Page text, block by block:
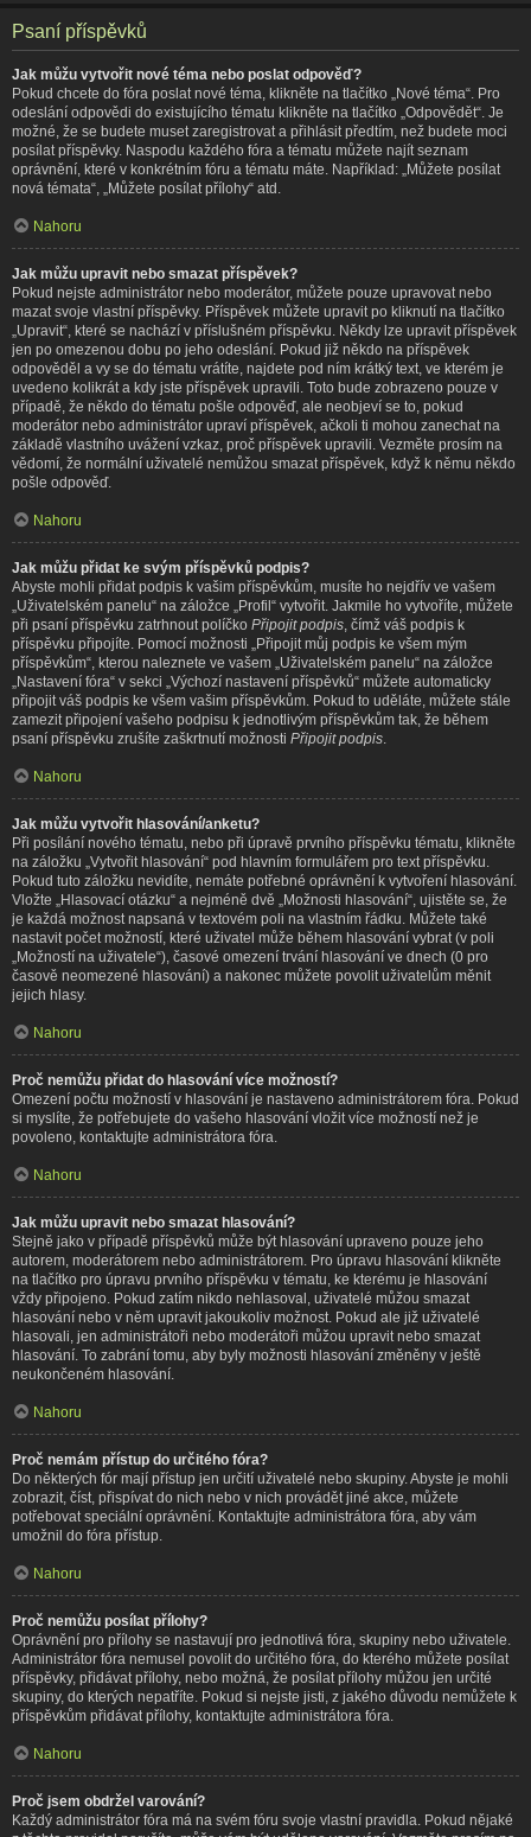
Psaní příspěvků
Jak můžu vytvořit nové téma nebo poslat odpověď?
Pokud chcete do fóra poslat nové téma, klikněte na tlačítko „Nové téma“. Pro
odeslání odpovědi do existujícího tématu klikněte na tlačítko „Odpovědět“. Je
možné, že se budete muset zaregistrovat a přihlásit předtím, než budete moci
posílat příspěvky. Naspodu každého fóra a tématu můžete najít seznam
oprávnění, které v konkrétním fóru a tématu máte. Například: „Můžete posílat
nová témata“, „Můžete posílat přílohy“ atd.
Nahoru
Jak můžu upravit nebo smazat příspěvek?
Pokud nejste administrátor nebo moderátor, můžete pouze upravovat nebo
mazat svoje vlastní příspěvky. Příspěvek můžete upravit po kliknutí na tlačítko
„Upravit“, které se nachází v příslušném příspěvku. Někdy lze upravit příspěvek
jen po omezenou dobu po jeho odeslání. Pokud již někdo na příspěvek
odpověděl a vy se do tématu vrátíte, najdete pod ním krátký text, ve kterém je
uvedeno kolikrát a kdy jste příspěvek upravili. Toto bude zobrazeno pouze v
případě, že někdo do tématu pošle odpověď, ale neobjeví se to, pokud
moderátor nebo administrátor upraví příspěvek, ačkoli ti mohou zanechat na
základě vlastního uvážení vzkaz, proč příspěvek upravili. Vezměte prosím na
vědomí, že normální uživatelé nemůžou smazat příspěvek, když k němu někdo
pošle odpověď.
Nahoru
Jak můžu přidat ke svým příspěvků podpis?
Abyste mohli přidat podpis k vašim příspěvkům, musíte ho nejdřív ve vašem
„Uživatelském panelu“ na záložce „Profil“ vytvořit. Jakmile ho vytvoříte, můžete
při psaní příspěvku zatrhnout políčko Připojit podpis , čímž váš podpis k
příspěvku připojíte. Pomocí možnosti „Připojit můj podpis ke všem mým
příspěvkům“, kterou naleznete ve vašem „Uživatelském panelu“ na záložce
„Nastavení fóra“ v sekci „Výchozí nastavení příspěvků“ můžete automaticky
připojit váš podpis ke všem vašim příspěvkům. Pokud to uděláte, můžete stále
zamezit připojení vašeho podpisu k jednotlivým příspěvkům tak, že během
psaní příspěvku zrušíte zaškrtnutí možnosti Připojit podpis
Nahoru
Jak můžu vytvořit hlasování/anketu?
Při posílání nového tématu, nebo při úpravě prvního příspěvku tématu, klikněte
na záložku „Vytvořit hlasování“ pod hlavním formulářem pro text příspěvku.
Pokud tuto záložku nevidíte, nemáte potřebné oprávnění k vytvoření hlasování.
Vložte „Hlasovací otázku“ a nejméně dvě „Možnosti hlasování“, ujistěte se, že
je každá možnost napsaná v textovém poli na vlastním řádku. Můžete také
nastavit počet možností, které uživatel může během hlasování vybrat (v poli
„Možností na uživatele“), časové omezení trvání hlasování ve dnech (0 pro
časově neomezené hlasování) a nakonec můžete povolit uživatelům měnit
jejich hlasy.
Nahoru
Proč nemůžu přidat do hlasování více možností?
Omezení počtu možností v hlasování je nastaveno administrátorem fóra. Pokud
si myslíte, že potřebujete do vašeho hlasování vložit více možností než je
povoleno, kontaktujte administrátora fóra.
Nahoru
Jak můžu upravit nebo smazat hlasování?
Stejně jako v případě příspěvků může být hlasování upraveno pouze jeho
autorem, moderátorem nebo administrátorem. Pro úpravu hlasování klikněte
na tlačítko pro úpravu prvního příspěvku v tématu, ke kterému je hlasování
vždy připojeno. Pokud zatím nikdo nehlasoval, uživatelé můžou smazat
hlasování nebo v něm upravit jakoukoliv možnost. Pokud ale již uživatelé
hlasovali, jen administrátoři nebo moderátoři můžou upravit nebo smazat
hlasování. To zabrání tomu, aby byly možnosti hlasování změněny v ještě
neukončeném hlasování.
Nahoru
Proč nemám přístup do určitého fóra?
Do některých fór mají přístup jen určití uživatelé nebo skupiny. Abyste je mohli
zobrazit, číst, přispívat do nich nebo v nich provádět jiné akce, můžete
potřebovat speciální oprávnění. Kontaktujte administrátora fóra, aby vám
umožnil do fóra přístup.
Nahoru
Proč nemůžu posílat přílohy?
Oprávnění pro přílohy se nastavují pro jednotlivá fóra, skupiny nebo uživatele.
Administrátor fóra nemusel povolit do určitého fóra, do kterého můžete posílat
příspěvky, přidávat přílohy, nebo možná, že posílat přílohy můžou jen určité
skupiny, do kterých nepatříte. Pokud si nejste jisti, z jakého důvodu nemůžete k
příspěvkům přidávat přílohy, kontaktujte administrátora fóra.
Nahoru
Proč jsem obdržel varování?
Každý administrátor fóra má na svém fóru svoje vlastní pravidla. Pokud nějaké